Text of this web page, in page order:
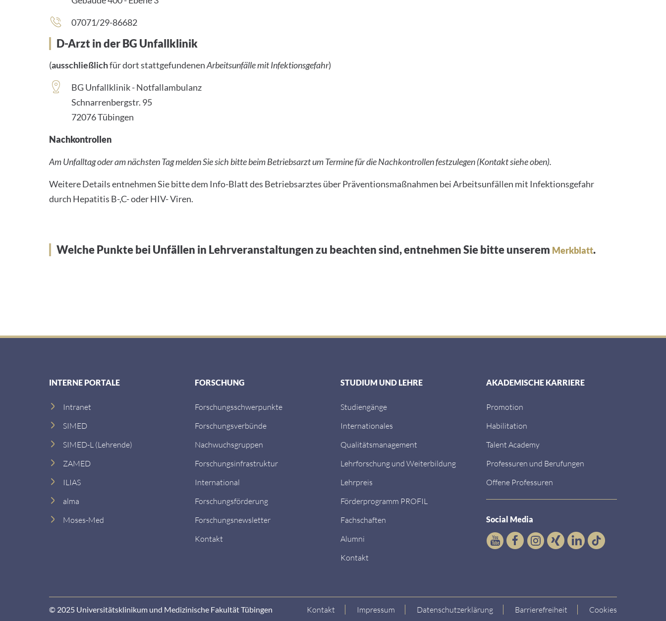
07071/29-86682
D-Arzt in der BG Unfallklinik
(ausschließlichfür dort stattgefundenenArbeitsunfälle mit Infektionsgefahr)
BG Unfallklinik - Notfallambulanz
Schnarrenbergstr. 95
72076 Tübingen
Nachkontrollen
Am Unfalltag oder am nächsten Tag melden Sie sich bitte beim Betriebsarzt um Termine für die Nachkontrollen festzulegen (Kontakt siehe oben).
Weitere Details entnehmen Sie bitte dem Info-Blatt des Betriebsarztes über Präventionsmaßnahmen bei Arbeitsunfällen mit Infektionsgefahr
durch Hepatitis B-,C- oder HIV- Viren.
Welche Punkte bei Unfällen in Lehrveranstaltungen zu beachten sind, entnehmen Sie bitte unserem Merkblatt.
INTERNE PORTALE
Intranet
SIMED
SIMED-L (Lehrende)
ZAMED
ILIAS
alma
Moses-Med
FORSCHUNG
Forschungsschwerpunkte
Forschungsverbünde
Nachwuchsgruppen
Forschungsinfrastruktur
International
Forschungsförderung
Forschungsnewsletter
Kontakt
STUDIUM UND LEHRE
Studiengänge
Internationales
Qualitätsmanagement
Lehrforschung und Weiterbildung
Lehrpreis
Förderprogramm PROFIL
Fachschaften
Alumni
Kontakt
AKADEMISCHE KARRIERE
Promotion
Habilitation
Talent Academy
Professuren und Berufungen
Offene Professuren
Social Media
© 2025 Universitätsklinikum und Medizinische Fakultät Tübingen Kontakt Impressum Datenschutzerklärung Barrierefreiheit Cookies